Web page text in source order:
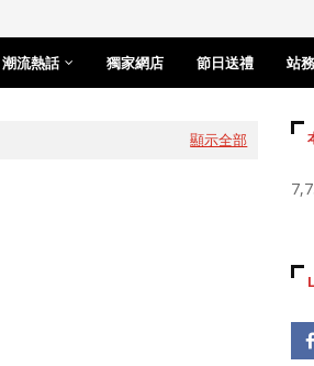
潮流熱話 獨家網店 節日送禮 站
顯示全部